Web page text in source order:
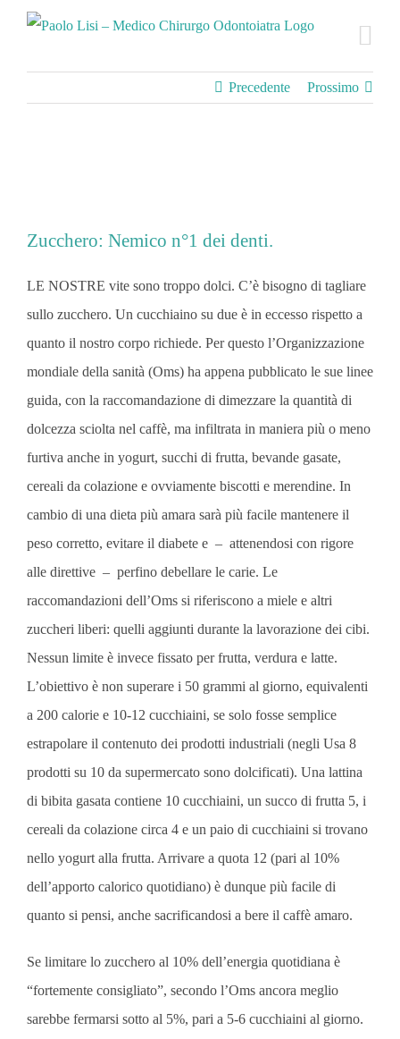
contenuto
Precedente
Prossimo
Zucchero: Nemico n°1 dei denti.
LE NOSTRE vite sono troppo dolci. C’è bisogno di tagliare
sullo zucchero. Un cucchiaino su due è in eccesso rispetto a
quanto il nostro corpo richiede. Per questo l’Organizzazione
mondiale della sanità (Oms) ha appena pubblicato le sue linee
guida, con la raccomandazione di dimezzare la quantità di
dolcezza sciolta nel caffè, ma infiltrata in maniera più o meno
furtiva anche in yogurt, succhi di frutta, bevande gasate,
cereali da colazione e ovviamente biscotti e merendine. In
cambio di una dieta più amara sarà più facile mantenere il
peso corretto, evitare il diabete e – attenendosi con rigore
alle direttive – perfino debellare le carie. Le
raccomandazioni dell’Oms si riferiscono a miele e altri
zuccheri liberi: quelli aggiunti durante la lavorazione dei cibi.
Nessun limite è invece fissato per frutta, verdura e latte.
L’obiettivo è non superare i 50 grammi al giorno, equivalenti
a 200 calorie e 10-12 cucchiaini, se solo fosse semplice
estrapolare il contenuto dei prodotti industriali (negli Usa 8
prodotti su 10 da supermercato sono dolcificati). Una lattina
di bibita gasata contiene 10 cucchiaini, un succo di frutta 5, i
cereali da colazione circa 4 e un paio di cucchiaini si trovano
nello yogurt alla frutta. Arrivare a quota 12 (pari al 10%
dell’apporto calorico quotidiano) è dunque più facile di
quanto si pensi, anche sacrificandosi a bere il caffè amaro.
Se limitare lo zucchero al 10% dell’energia quotidiana è
“fortemente consigliato”, secondo l’Oms ancora meglio
sarebbe fermarsi sotto al 5%, pari a 5-6 cucchiaini al giorno.